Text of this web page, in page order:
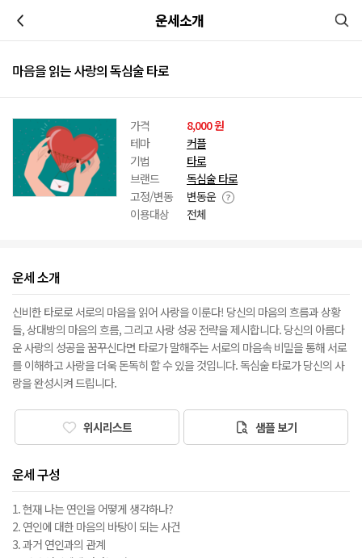
운세소개
마음을 읽는 사랑의 독심술 타로
가격
8,000 원
테마
커플
기법
타로
브랜드
독심술 타로
고정/변동
변동운
이용대상
전체
운세 소개
신비한 타로로 서로의 마음을 읽어 사랑을 이룬다! 당신의 마음의 흐름과 상황
들, 상대방의 마음의 흐름, 그리고 사랑 성공 전략을 제시합니다. 당신의 아름다
운 사랑의 성공을 꿈꾸신다면 타로가 말해주는 서로의 마음속 비밀을 통해 서로
를 이해하고 사랑을 더욱 돈독히 할 수 있을 것입니다. 독심술 타로가 당신의 사
랑을 완성시켜 드립니다.
위시리스트 샘플 보기
운세 구성
1. 현재 나는 연인을 어떻게 생각하나?
2. 연인에 대한 마음의 바탕이 되는 사건
3. 과거 연인과의 관계